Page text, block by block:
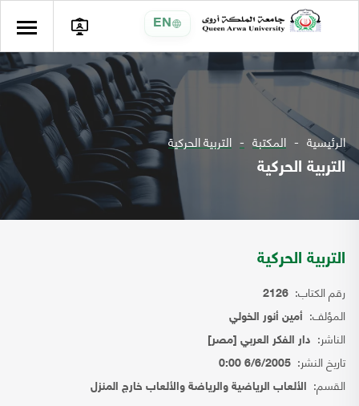
EN
الرئيسية المكتبة التربية الحركية
التربية الحركية
التربية الحركية
رقم الكتاب: 2126
المؤلف: أمين أنور الخولي
الناشر: دار الفكر العربي [مصر]
تاريخ النشر: 6/6/2005 0:00
القسم: الألعاب الرياضية والرياضة والألعاب خارج المنزل